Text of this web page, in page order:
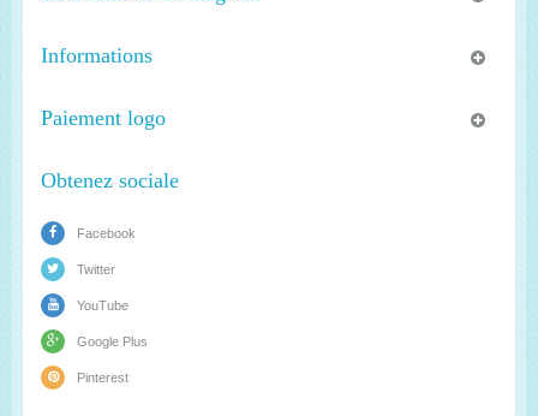
Informations
Paiement logo
Obtenez sociale
Facebook
Twitter
YouTube
Google Plus
Pinterest